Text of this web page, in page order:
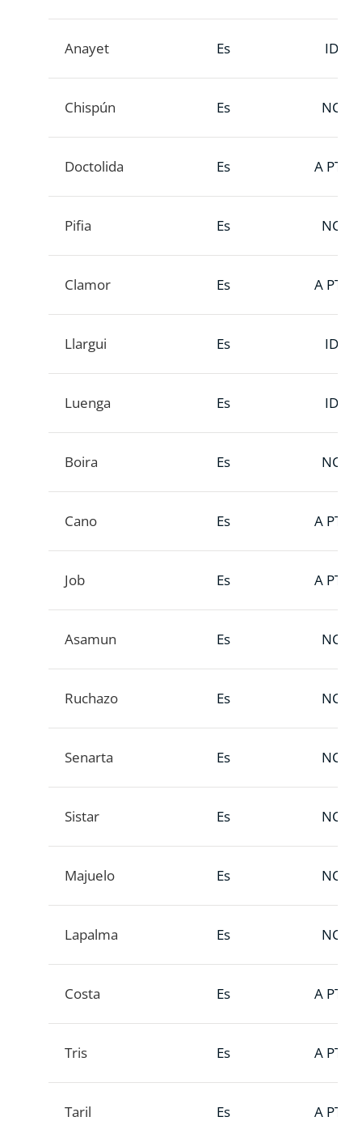
Anayet Es ID
Chispún Es NC
Doctolida Es A PTT
Pifia Es NC
Clamor Es A PTT
Llargui Es ID
Luenga Es ID
Boira Es NC
Cano Es A PTT
Job Es A PTT
Asamun Es NC
Ruchazo Es NC
Senarta Es NC
Sistar Es NC
Majuelo Es NC
Lapalma Es NC
Costa Es A PTT
Tris Es A PTT
Taril Es A PTT